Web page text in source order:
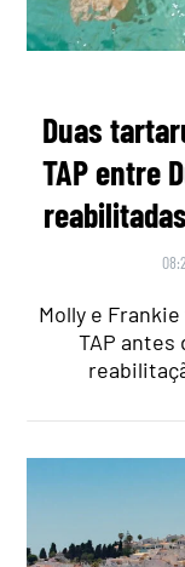
Duas
TAP entre
Molly e
TAP antes